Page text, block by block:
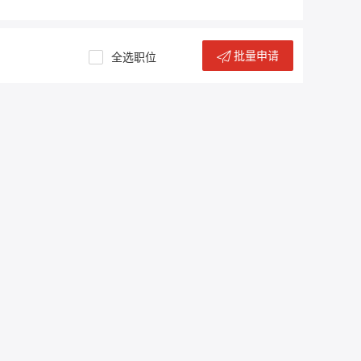
全选职位 批量申请